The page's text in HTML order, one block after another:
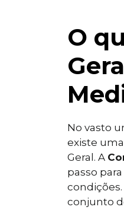
O
No vasto
existe
Geral. A
passo
conjunto